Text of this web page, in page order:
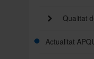
Qualitat
Actualitat